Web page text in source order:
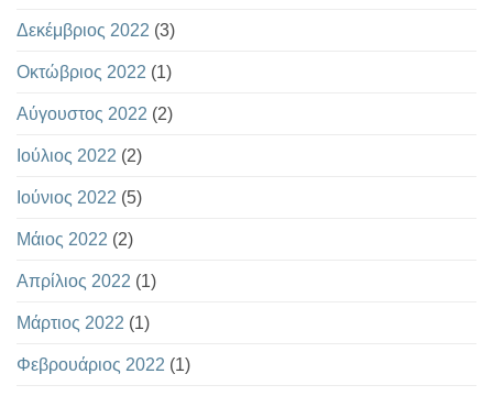
Δεκέμβριος 2022 (3)
Οκτώβριος 2022 (1)
Αύγουστος 2022 (2)
Ιούλιος 2022 (2)
Ιούνιος 2022 (5)
Μάιος 2022 (2)
Απρίλιος 2022 (1)
Μάρτιος 2022 (1)
Φεβρουάριος 2022 (1)